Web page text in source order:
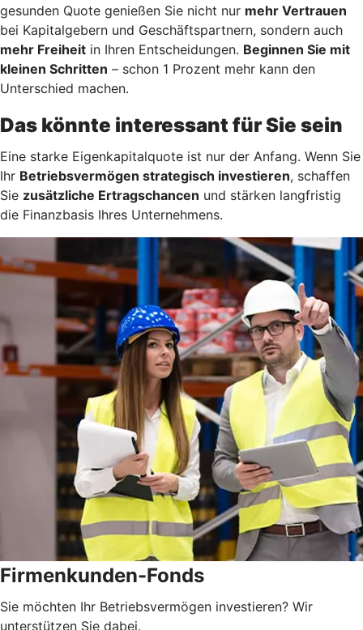
gesunden Quote genießen Sie nicht nur mehr Vertrauen
bei Kapitalgebern und Geschäftspartnern, sondern auch
mehr Freiheit in Ihren Entscheidungen. Beginnen Sie mit
kleinen Schritten – schon 1 Prozent mehr kann den
Unterschied machen.
Das könnte interessant für Sie sein
Eine starke Eigenkapitalquote ist nur der Anfang. Wenn Sie
Ihr Betriebsvermögen strategisch investieren, schaffen
Sie zusätzliche Ertragschancen und stärken langfristig
die Finanzbasis Ihres Unternehmens.
Firmenkunden-Fonds
Sie möchten Ihr Betriebsvermögen investieren? Wir
unterstützen Sie dabei.